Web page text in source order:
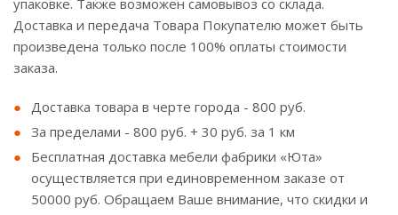
упаковке. Также возможен самовывоз со склада.
Доставка и передача Товара Покупателю может быть
произведена только после 100% оплаты стоимости
заказа.
Доставка товара в черте города - 800 руб.
За пределами - 800 руб. + 30 руб. за 1 км
Бесплатная доставка мебели фабрики «Юта»
осуществляется при единовременном заказе от
50000 руб. Обращаем Ваше внимание, что скидки и